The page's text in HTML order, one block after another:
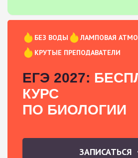
БЕЗ ВОДЫ
ЛАМПОВАЯ
КРУТЫЕ ПРЕПОДАВАТЕЛИ
ЕГЭ 2027:
КУРС
ПО БИОЛОГИИ
ЗАПИСАТЬСЯ